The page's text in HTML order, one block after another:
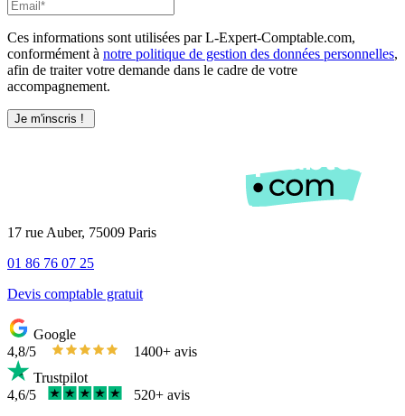
Ces informations sont utilisées par L-Expert-Comptable.com,
conformément à notre politique de gestion des données personnelles,
afin de traiter votre demande dans le cadre de votre
accompagnement.
17 rue Auber, 75009 Paris
01 86 76 07 25
Devis comptable gratuit
Google
4,8/5
1400+ avis
Trustpilot
4,6/5
520+ avis